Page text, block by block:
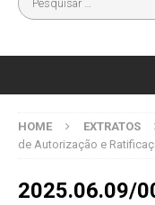
HOME EXTRATOS
de Autorização e
2025.06.09/